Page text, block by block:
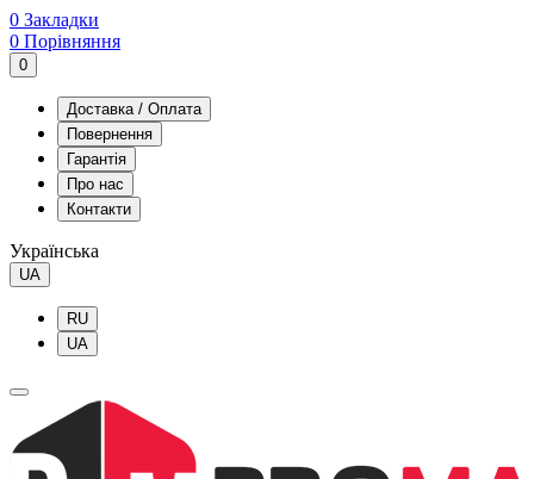
0 Закладки
0 Порівняння
0
Доставка / Оплата
Повернення
Гарантія
Про нас
Контакти
Українська
UA
RU
UA